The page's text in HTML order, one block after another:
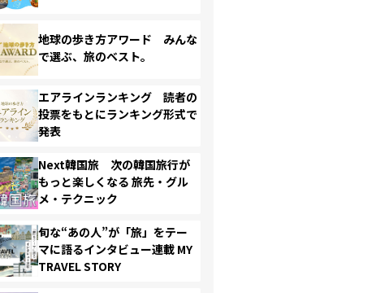
地球の歩き方アワード みんな
で選ぶ、旅のベスト。
エアラインランキング 読者の
投票をもとにランキング形式で
発表
Next韓国旅 次の韓国旅行が
もっと楽しくなる 旅先・グル
メ・テクニック
旬な“あの人”が「旅」をテー
マに語るインタビュー連載 MY
TRAVEL STORY